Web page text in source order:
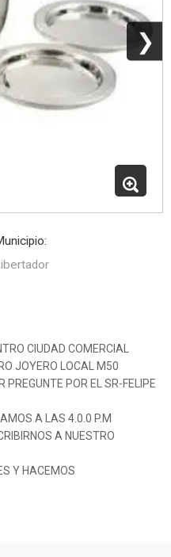
❯
CIUDAD COMERCIAL
JOYERO LOCAL M50
PREGUNTE POR EL SR-FELIPE
A LAS 4.0.0 P.M
A NUESTRO
Y HACEMOS